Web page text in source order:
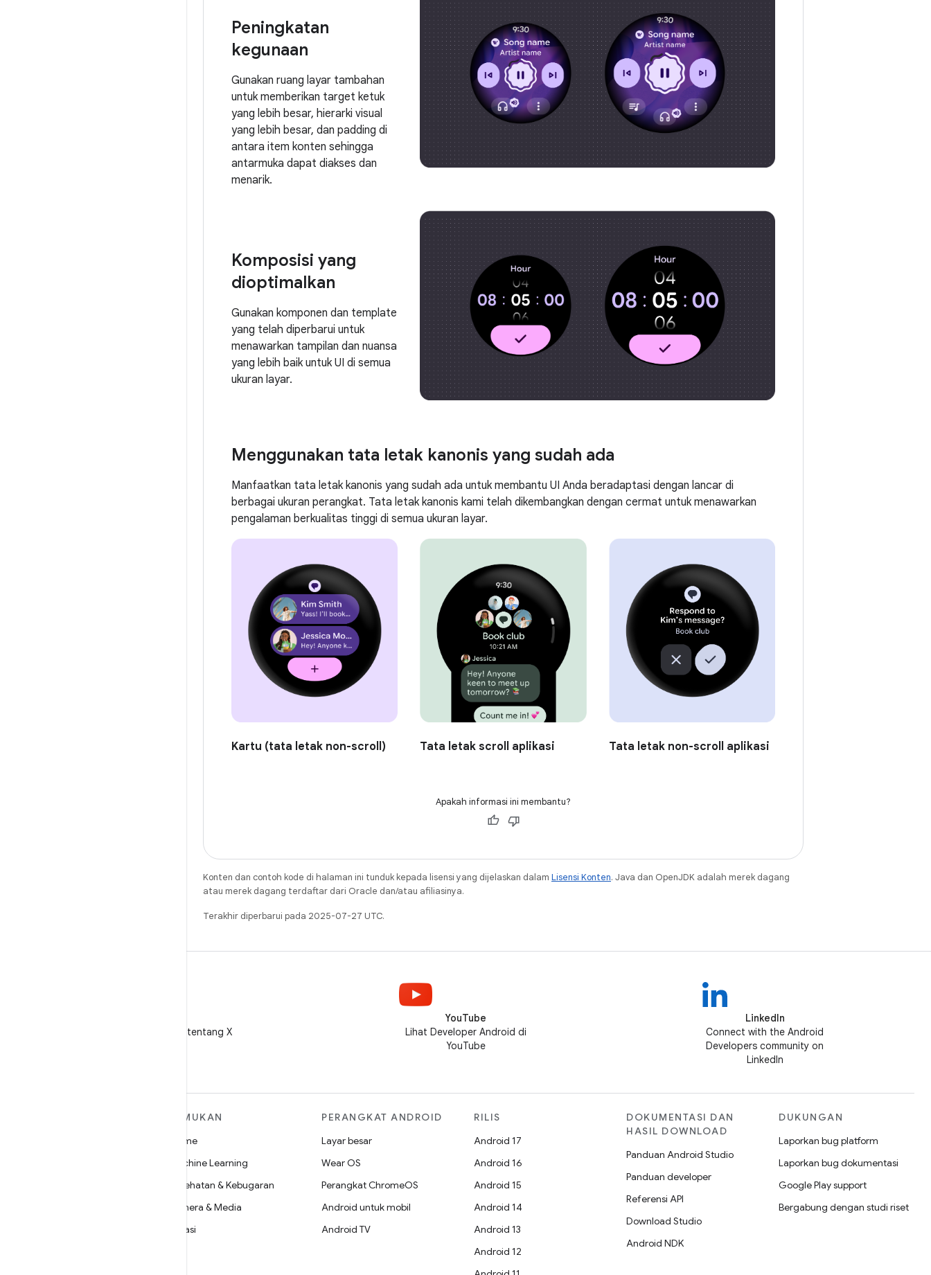
Peningkatan
kegunaan
Gunakan ruang layar tambahan
untuk memberikan target ketuk
yang lebih besar, hierarki visual
yang lebih besar, dan padding di
antara item konten sehingga
antarmuka dapat diakses dan
menarik.
Komposisi yang
dioptimalkan
Gunakan komponen dan template
yang telah diperbarui untuk
menawarkan tampilan dan nuansa
yang lebih baik untuk UI di semua
ukuran layar.
Menggunakan tata letak kanonis yang sudah ada
Manfaatkan tata letak kanonis yang sudah ada untuk membantu UI Anda beradaptasi dengan lancar di
berbagai ukuran perangkat. Tata letak kanonis kami telah dikembangkan dengan cermat untuk menawarkan
pengalaman berkualitas tinggi di semua ukuran layar.
Kartu (tata letak non-scroll) Tata letak scroll aplikasi Tata letak non-scroll aplikasi
Apakah informasi ini membantu?
Konten dan contoh kode di halaman ini tunduk kepada lisensi yang dijelaskan dalam Lisensi Konten. Java dan OpenJDK adalah merek dagang
atau merek dagang terdaftar dari Oracle dan/atau afiliasinya.
Terakhir diperbarui pada 2025-07-27 UTC.
Ikuti @AndroidDev tentang X
YouTube
Lihat Developer Android di
YouTube
LinkedIn
Connect with the Android
Developers community on
LinkedIn
TEMUKAN
Game
Machine Learning
Kesehatan & Kebugaran
Kamera & Media
Privasi
PERANGKAT ANDROID
Layar besar
Wear OS
Perangkat ChromeOS
Android untuk mobil
Android TV
RILIS
Android 17
Android 16
Android 15
Android 14
Android 13
Android 12
DOKUMENTASI DAN
HASIL DOWNLOAD
Panduan Android Studio
Panduan developer
Referensi API
Download Studio
Android NDK
DUKUNGAN
Laporkan bug platform
Laporkan bug dokumentasi
Google Play support
Bergabung dengan studi riset